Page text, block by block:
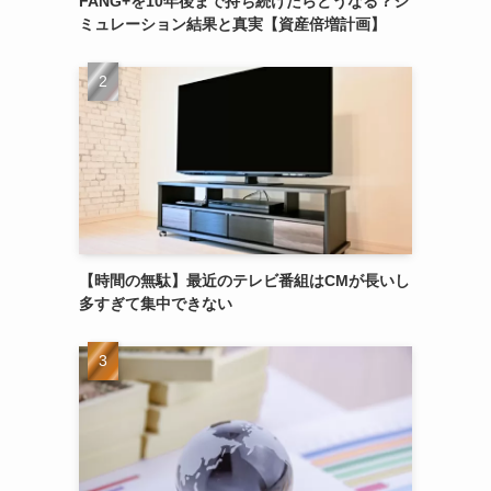
ミュレーション結果と真実【資産倍増計画】
【時間の無駄】最近のテレビ番組はCMが長いし
多すぎて集中できない